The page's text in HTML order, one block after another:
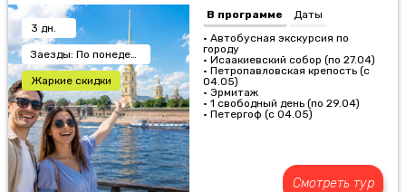
3 дн.
Заезды: По понедельникам
Жаркие скидки
В программе
Даты
• Автобусная экскурсия по
городу
• Исаакиевский собор (по 27.04)
• Петропавловская крепость (с
04.05)
• Эрмитаж
• 1 свободный день (по 29.04)
• Петергоф (с 04.05)
Смотреть тур